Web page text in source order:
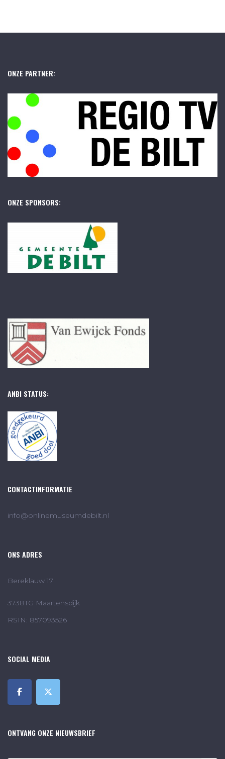
ONZE PARTNER:
ONZE SPONSORS:
ANBI STATUS:
CONTACTINFORMATIE
info@onlinemuseumdebilt.nl
ONS ADRES
Bereklauw 17
3738TG Maartensdijk
RSIN: 857093526
SOCIAL MEDIA
ONTVANG ONZE NIEUWSBRIEF